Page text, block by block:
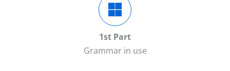
1st Part
Grammar in use